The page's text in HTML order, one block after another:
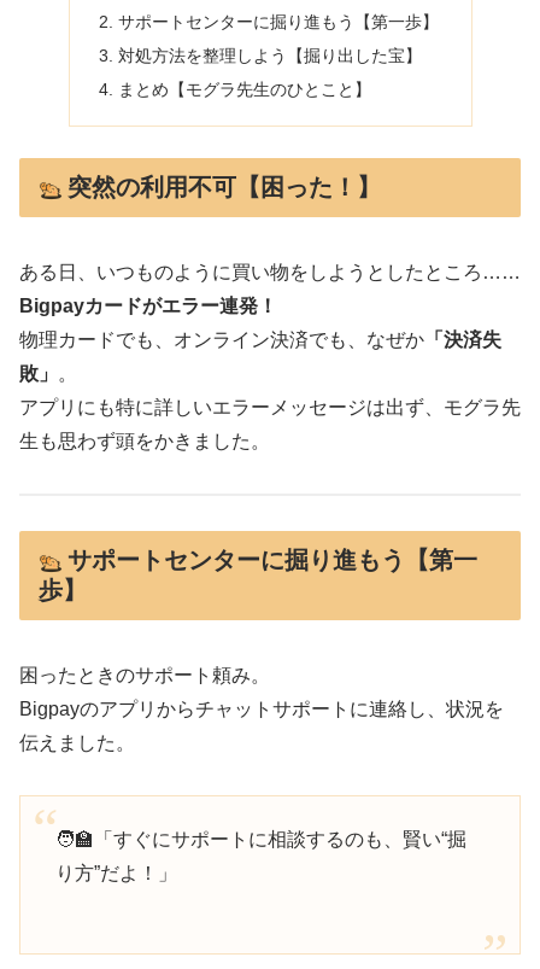
サポートセンターに掘り進もう【第一歩】
対処方法を整理しよう【掘り出した宝】
まとめ【モグラ先生のひとこと】
突然の利用不可【困った！】
ある日、いつものように買い物をしようとしたところ……
Bigpayカードがエラー連発！
物理カードでも、オンライン決済でも、なぜか 「決済失
敗」
。
アプリにも特に詳しいエラーメッセージは出ず、モグラ先
生も思わず頭をかきました。
サポートセンターに掘り進もう【第一
歩】
困ったときのサポート頼み。
Bigpayのアプリからチャットサポートに連絡し、状況を
伝えました。
🧑‍🏫「すぐにサポートに相談するのも、賢い“掘
り方”だよ！」